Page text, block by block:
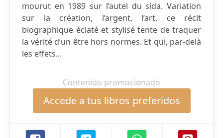
mourut en 1989 sur l’autel du sida. Variation
sur la création, l’argent, l’art, ce récit
biographique éclaté et stylisé tente de traquer
la vérité d’un être hors normes. Et qui, par-delà
les effets...
Contenido promocionado
Accede a tus libros preferidos